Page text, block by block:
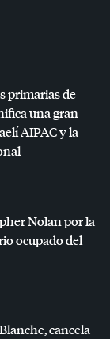
primarias de
una gran
AIPACy la
Nolan por la
ocupado del
cancela